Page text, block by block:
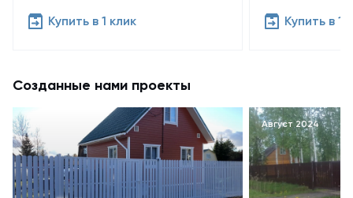
Купить в 1 клик Купить в 1
Созданные нами проекты
Октябрь 2024 Август 2024